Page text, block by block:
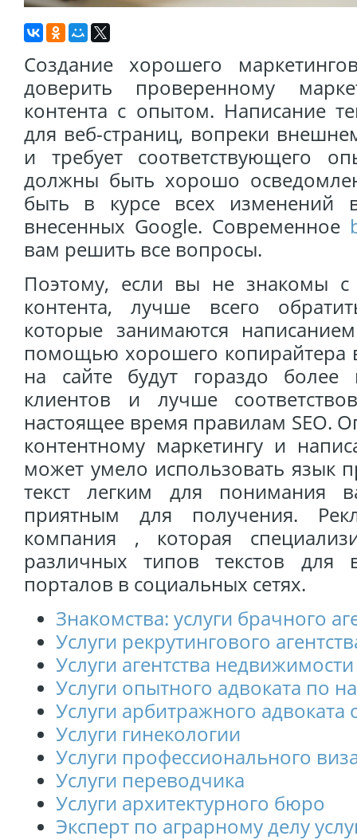
Создание хорошего
доверить проверенному
контента с опытом. Написание
для веб-страниц, вопреки
и требует соответствующего
должны быть хорошо
быть в курсе всех изменений
внесенных Google. Современное
вам решить все вопросы.
Поэтому, если вы не знакомы с
контента, лучше всего
которые занимаются
помощью хорошего копирайтера
на сайте будут гораздо
клиентов и лучше
настоящее время правилам SEO.
контентному маркетингу и
может умело использовать язык
текст легким для понимания
приятным для получения.
компания , которая
различных типов текстов для
порталов в социальных сетях.
Знакомства: услуги брачного
Услуги рекрутингового
Услуги агентства недвижимости
Услуги опытного адвоката по
Услуги арбитражного адвоката
Услуги гинекологии
Услуги профессионального
Услуги переводчика
Услуги архитектурного бюро
Эксперт по аграрному делу